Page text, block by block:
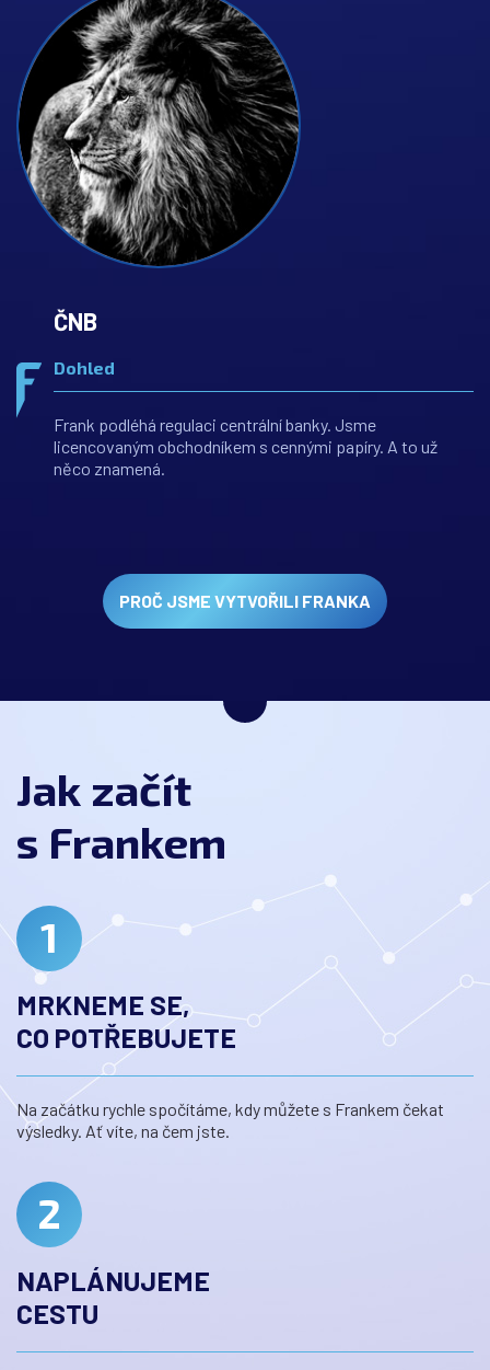
ČNB
Dohled
Frank podléhá regulaci centrální banky. Jsme
licencovaným obchodníkem s cennými papíry. A to už
něco znamená.
PROČ JSME VYTVOŘILI FRANKA
Jak začít
s Frankem
MRKNEME SE,
CO POTŘEBUJETE
Na začátku rychle spočítáme, kdy můžete s Frankem čekat
výsledky. Ať víte, na čem jste.
NAPLÁNUJEME
CESTU